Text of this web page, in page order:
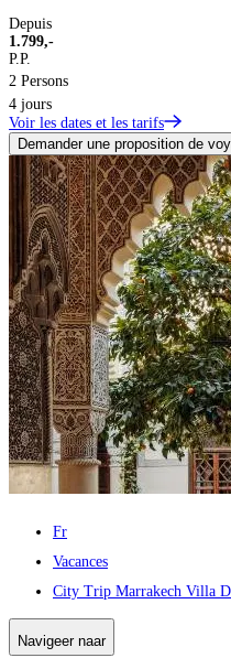
Depuis
1.799,-
P.P.
2 Persons
4 jours
Voir les dates et les tarifs
Demander une proposition de
Fr
Vacances
City Trip Marrakech Villa
Navigeer naar